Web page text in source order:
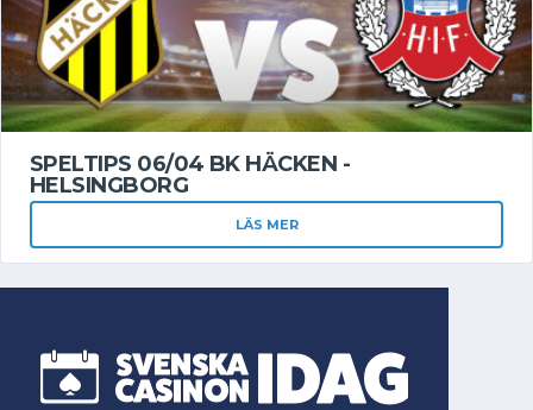
SPELTIPS 06/04 BK HÄCKEN -
HELSINGBORG
LÄS MER